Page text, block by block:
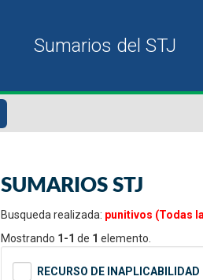
SUMARIOS STJ
Busqueda realizada: punitivos (Todas
Mostrando 1-1 de 1 elemento.
RECURSO DE